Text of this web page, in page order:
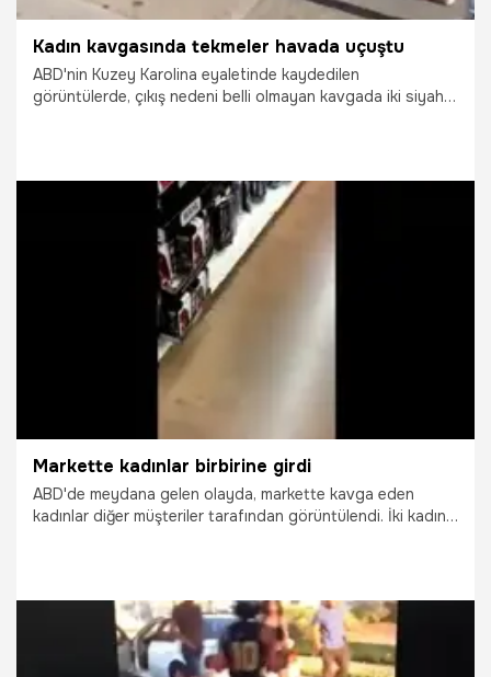
Kadın kavgasında tekmeler havada uçuştu
ABD'nin Kuzey Karolina eyaletinde kaydedilen
görüntülerde, çıkış nedeni belli olmayan kavgada iki siyahi
ediyor.
Yaşam
Markette kadınlar birbirine girdi
ABD'de meydana gelen olayda, markette kavga eden
kadınlar diğer müşteriler tarafından görüntülendi. İki kadının